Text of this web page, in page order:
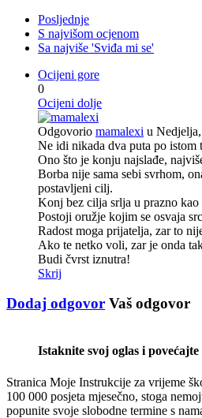
Posljednje
S najvišom ocjenom
Sa najviše 'Sviđa mi se'
Ocijeni gore
0
Ocijeni dolje
Odgovorio mamalexi u
Ne idi nikada dva puta po istom
Ono što je konju najslađe,
Borba nije sama sebi svrhom,
postavljeni cilj.
Konj bez cilja srlja u prazno kao
Postoji oružje kojim se osvaja
Radost moga prijatelja, zar to
Ako te netko voli, zar je onda
Budi čvrst iznutra!
Skrij
Dodaj odgovor Vaš odgovor
Istaknite svoj oglas i
Stranica Moje Instrukcije za vrijeme
100 000 posjeta mjesečno, stoga
popunite svoje slobodne termine s